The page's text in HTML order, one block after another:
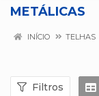
METÁLICAS
INÍCIO TELHAS
Filtros